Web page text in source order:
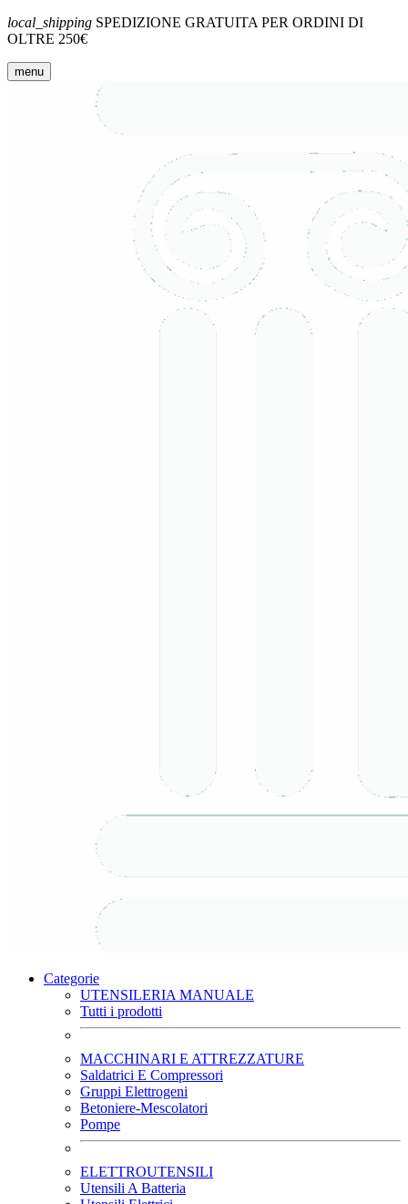
local_shipping SPEDIZIONE GRATUITA PER ORDINI DI
OLTRE 250€
menu
Categorie
UTENSILERIA MANUALE
Tutti i prodotti
MACCHINARI E ATTREZZATURE
Saldatrici E Compressori
Gruppi Elettrogeni
Betoniere-Mescolatori
Pompe
ELETTROUTENSILI
Utensili A Batteria